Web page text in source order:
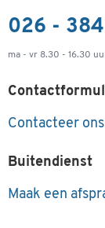
026 -
ma - vr 8.30 - 16.30
Contacteer ons
Buitendienst
Maak een